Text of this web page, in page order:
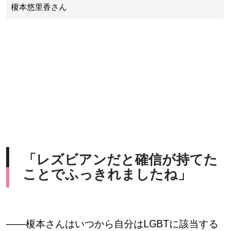
榎本悠里香さん
「レズビアンだと確信が持てた
ことでふっきれましたね」
――榎本さんはいつから自分はLGBTに該当する